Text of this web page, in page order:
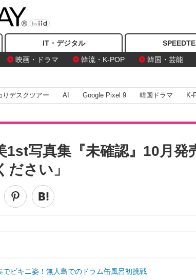
IT・デジタル
映画・ドラマ
韓流・K-POP 韓国・芸能
りデスクツアー AI Google Pixel 9 韓国ドラマ K-
1st写真集『未確認』10月発
さい」
ビキニ姿！無人島でのドラム缶風呂初挑戦